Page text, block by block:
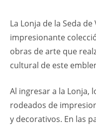
La Lonja de la Seda
impresionante
obras de arte que
cultural de este
Al ingresar a la Lonja,
rodeados de
y decorativos. En las